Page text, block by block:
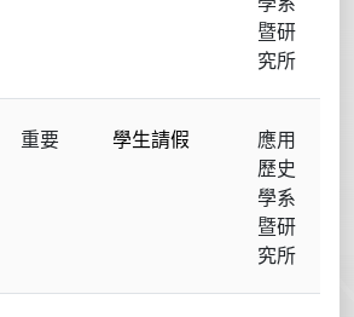
暨研
究所
重要 學生請假
應用
歷史
學系
暨研
究所